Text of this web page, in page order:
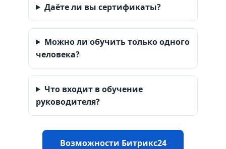
Даёте ли вы сертификаты?
Можно ли обучить только одного
человека?
Что входит в обучение
руководителя?
Возможности Битрикс24